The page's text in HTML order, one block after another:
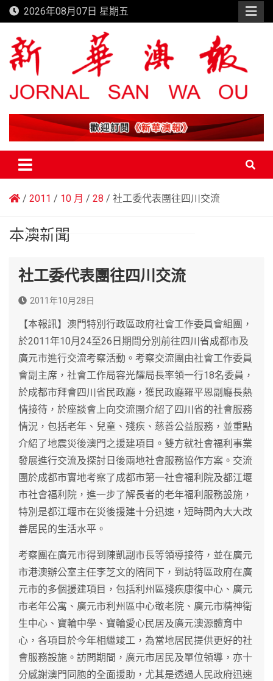
Skip
to
content
2026年08月07日 星期五
新華澳報
2011 10 月 28 社工委代表團往四川交流
本澳新聞
社工委代表團往四川交流
2011年10月28日
【本報訊】澳門特別行政區政府社會工作委員會組團，
於2011年10月24至26日期間分別前往四川省成都市及
廣元市進行交流考察活動。考察交流團由社會工作委員
會副主席，社會工作局容光耀局長率領一行18名委員，
於成都市拜會四川省民政廳，獲民政廳羅平恩副廳長熱
情接待，於座談會上向交流團介紹了四川省的社會服務
情況，包括老年、兒童、殘疾、慈善公益服務，並重點
介紹了地震災後澳門之援建項目。雙方就社會福利事業
發展進行交流及探討日後兩地社會服務協作方案。交流
團於成都市實地考察了成都市第一社會福利院及都江堰
市社會福利院，進一步了解長者的老年福利服務設施，
特別是都江堰市在災後援建十分迅速，短時間內大大改
善居民的生活水平。
考察團在廣元市得到陳凱副市長等領導接待，並在廣元
市港澳辦公室主任李芝文的陪同下，到訪特區政府在廣
元市的多個援建項目，包括利州區殘疾康復中心、廣元
市老年公寓、廣元市利州區中心敬老院、廣元市精神衛
生中心、寶輪中學、寶輪愛心民居及廣元澳源體育中
心，各項目於今年相繼竣工，為當地居民提供更好的社
會服務設施。訪問期間，廣元市居民及單位領導，亦十
分感謝澳門同胞的全面援助，尤其是透過人民政府迅速